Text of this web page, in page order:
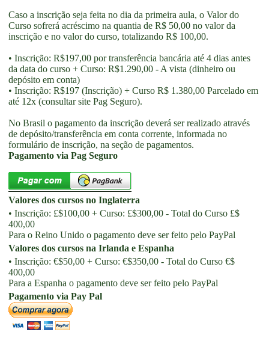
Caso a inscrição seja feita no dia da primeira aula, o Valor do
Curso sofrerá acréscimo na quantia de R$ 50,00 no valor da
inscrição e no valor do curso, totalizando R$ 100,00.
• Inscrição: R$197,00 por transferência bancária até 4 dias antes
da data do curso + Curso: R$1.290,00 - A vista (dinheiro ou
depósito em conta)
• Inscrição: R$197 (Inscrição) + Curso R$ 1.380,00 Parcelado em
até 12x (consultar site Pag Seguro).
No Brasil o pagamento da inscrição deverá ser realizado através
de depósito/transferência em conta corrente, informada no
formulário de inscrição, na seção de pagamentos.
Pagamento via Pag Seguro
Valores dos cursos no Inglaterra
• Inscrição: £$100,00 + Curso: £$300,00 - Total do Curso £$
400,00
Para o Reino Unido o pagamento deve ser feito pelo PayPal
Valores dos cursos na Irlanda e Espanha
• Inscrição: €$50,00 + Curso: €$350,00 - Total do Curso €$
400,00
Para a Espanha o pagamento deve ser feito pelo PayPal
Pagamento via Pay Pal